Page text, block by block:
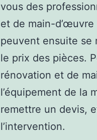
vous des
et de main-
peuvent ensuite se
le prix des pièces.
rénovation et de
l’équipement de la
remettre un devis,
l’intervention.